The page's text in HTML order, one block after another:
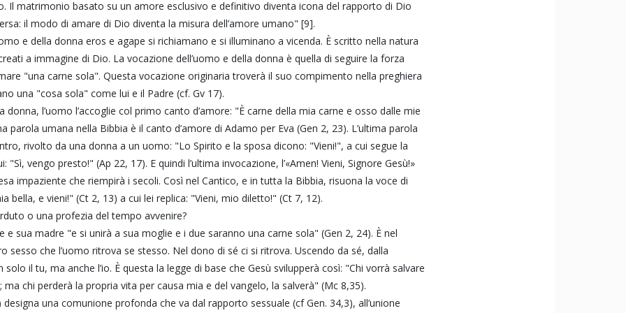
Il matrimonio basato su un amore esclusivo e definitivo diventa icona del rapporto di Dio
il modo di amare di Dio diventa la misura dell’amore umano" [9].
e della donna eros e agape si richiamano e si illuminano a vicenda. È scritto nella natura
a immagine di Dio. La vocazione dell’uomo e della donna è quella di seguire la forza
"una carne sola". Questa vocazione originaria troverà il suo compimento nella preghiera
una "cosa sola" come lui e il Padre (cf. Gv 17).
donna, l’uomo l’accoglie col primo canto d’amore: "È carne della mia carne e osso dalle mie
parola umana nella Bibbia è il canto d’amore di Adamo per Eva (Gen 2, 23). L’ultima parola
rivolto da una donna a un uomo: "Lo Spirito e la sposa dicono: "Vieni!", a cui segue la
"Sì, vengo presto!" (Ap 22, 17). E quindi l’ultima invocazione, l’«Amen! Vieni, Signore Gesù!»
impaziente che riempirà i secoli. Così nel Cantico, e in tutta la Bibbia, risuona la voce di
bella, e vieni!" (Ct 2, 13) a cui lei replica: "Vieni, mio diletto!" (Ct 7, 12).
o una profezia del tempo avvenire?
e sua madre "e si unirà a sua moglie e i due saranno una carne sola" (Gen 2, 24). È nel
sesso che l’uomo ritrova se stesso. Nel dono di sé ci si ritrova. Uscendo da sé, dalla
il tu, ma anche l’io. È questa la legge di base che Gesù svilupperà così: "Chi vorrà salvare
chi perderà la propria vita per causa mia e del vangelo, la salverà" (Mc 8,35).
una comunione profonda che va dal rapporto sessuale (cf Gen. 34,3), all’unione